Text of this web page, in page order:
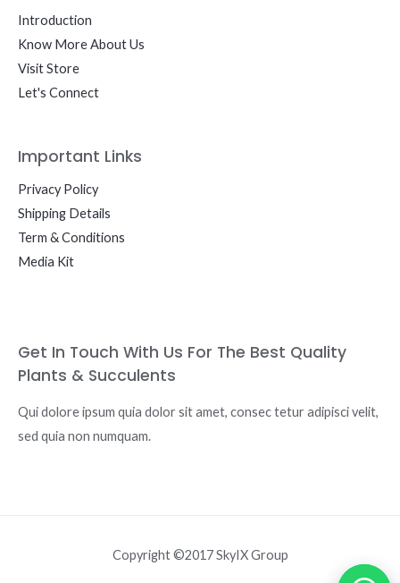
Introduction
Know More About Us
Visit Store
Let's Connect
Important Links
Privacy Policy
Shipping Details
Term & Conditions
Media Kit
Get In Touch With Us For The Best Quality
Plants & Succulents
Qui dolore ipsum quia dolor sit amet, consec tetur adipisci velit,
sed quia non numquam.
Copyright ©2017 SkyIX Group